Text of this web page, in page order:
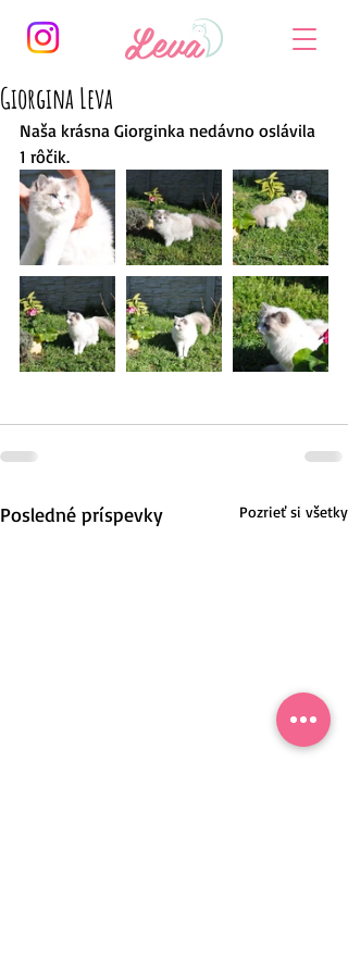
Giorgina Leva
Naša krásna Giorginka nedávno oslávila
1 rôčik.
Posledné príspevky Pozrieť si všetky